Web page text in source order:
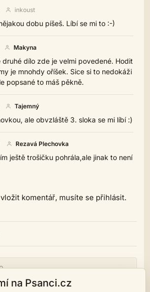
inkoust
dobu píšeš. Líbí se mi to :-)
Makyna
druhé dílo zde je velmi povedené. Hodit
je mnohdy oříšek. Sice si to nedokáži
popsané to máš pěkně.
Tajemný
ale obvzláště 3. sloka se mi líbí :)
Rezavá Plechovka
ještě trošičku pohrála,ale jinak to není
komentář, musíte se přihlásit.
na Psanci.cz